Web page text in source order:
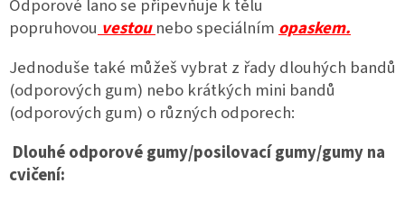
Odporové lano se připevňuje k tělu
popruhovou vestou nebo speciálnímopaskem.
Jednoduše také můžeš vybrat z řady dlouhých bandů
(odporových gum) nebo krátkých mini bandů
(odporových gum) o různých odporech:
Dlouhé odporové gumy/posilovací gumy/gumy na
cvičení: